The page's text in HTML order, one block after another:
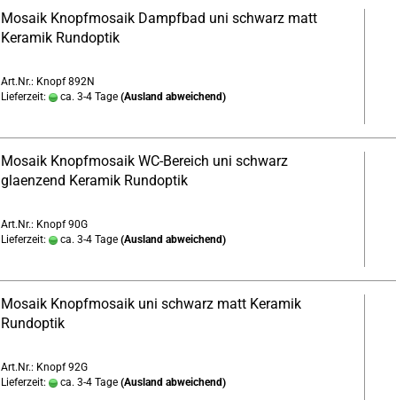
Mosaik Knopfmosaik Dampfbad uni schwarz matt
Keramik Rundoptik
Art.Nr.: Knopf 892N
Lieferzeit:
ca. 3-4 Tage (Ausland abweichend)
Mosaik Knopfmosaik WC-Bereich uni schwarz
glaenzend Keramik Rundoptik
Art.Nr.: Knopf 90G
Lieferzeit:
ca. 3-4 Tage (Ausland abweichend)
Mosaik Knopfmosaik uni schwarz matt Keramik
Rundoptik
Art.Nr.: Knopf 92G
Lieferzeit:
ca. 3-4 Tage (Ausland abweichend)